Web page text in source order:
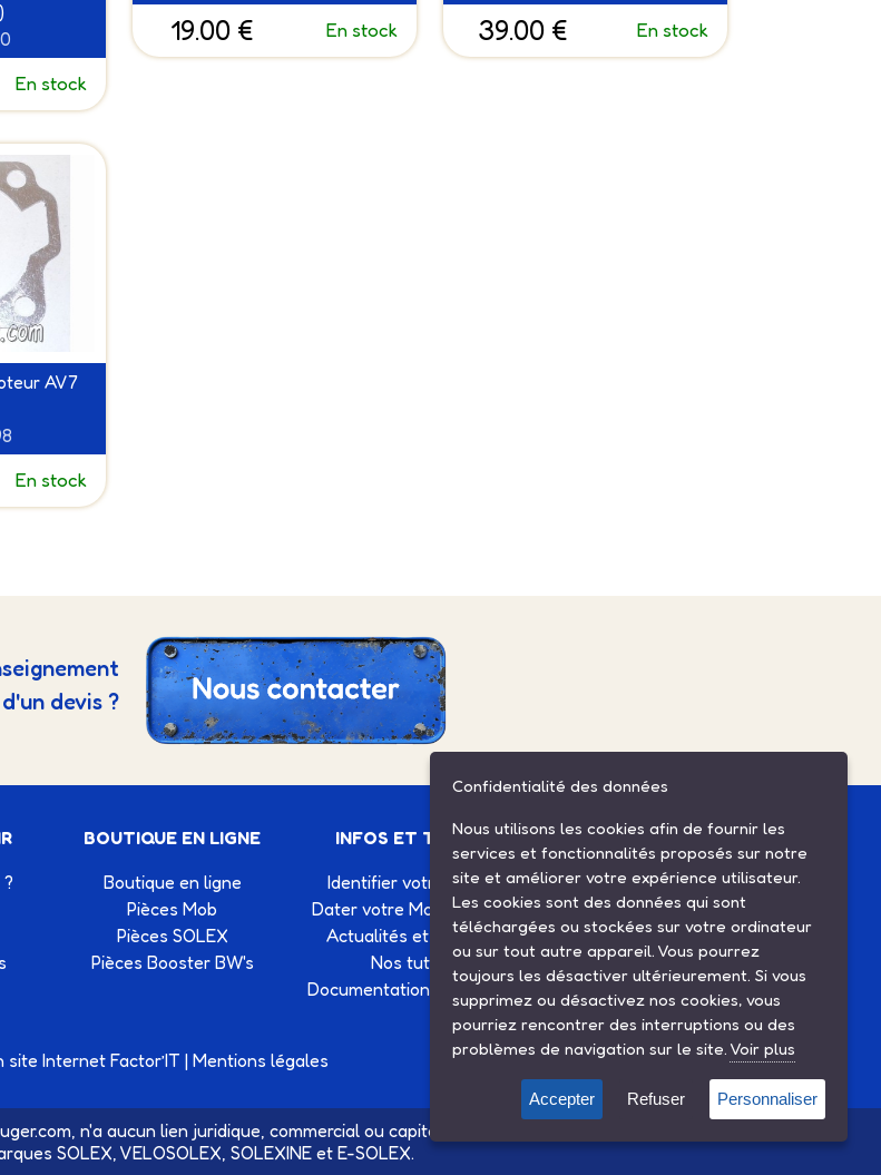
En stock
19.00 € En stock 39.00 € En stock
AV7
En stock
devis ?
BOUTIQUE EN LIGNE
Boutique en ligne
Pièces Mob
Pièces SOLEX
Pièces Booster BW's
INFOS ET TUTOS
Identifier votre Solex
Dater votre Motobécane
Actualités et agenda
Nos tutos
Documentation technique
ESPACE CLIENT
Mes commandes
Mes informations
Mes listes d'achats
Conditions générales de
vente
Contactez-nous
site Internet Factor’IT | Mentions légales
n'a aucun lien juridique, commercial ou capitalistique avec la société SINBAR - Groupe Easybike
SOLEX, VELOSOLEX, SOLEXINE et E-SOLEX.
Confidentialité des données
Nous utilisons les cookies afin de fournir les
services et fonctionnalités proposés sur notre
site et améliorer votre expérience utilisateur.
Les cookies sont des données qui sont
téléchargées ou stockées sur votre ordinateur
ou sur tout autre appareil. Vous pourrez
toujours les désactiver ultérieurement. Si vous
supprimez ou désactivez nos cookies, vous
pourriez rencontrer des interruptions ou des
problèmes de navigation sur le site. Voir plus
Accepter Refuser Personnaliser